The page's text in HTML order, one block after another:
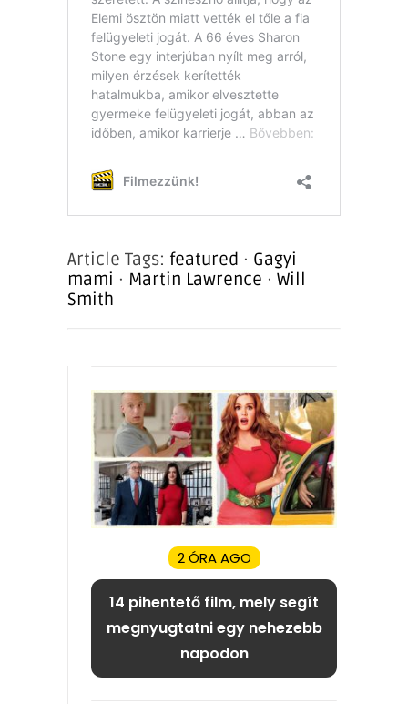
Article Tags: featured · Gagyi
mami · Martin Lawrence · Will
Smith
2 ÓRA AGO
14 pihentető film, mely segít
megnyugtatni egy nehezebb
napodon